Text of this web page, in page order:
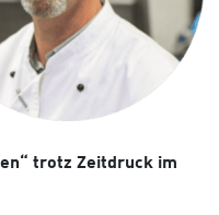
trotz Zeitdruck im